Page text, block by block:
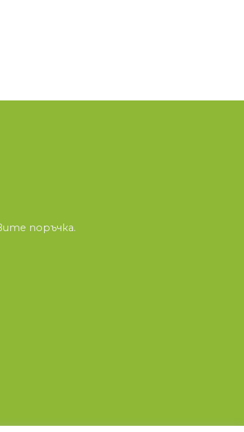
поръчка.